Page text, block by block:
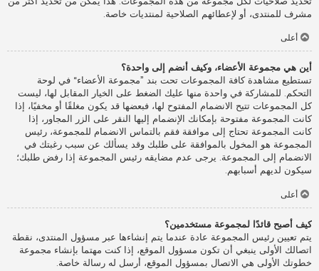
مشرف للمنتدى، أو لإعطائهم الصلاحية لمنتديات خاصة.
أعلى
أين هي مجموعة الأعضاء، وكيف أنضم إلى واحدة؟
تستطيع مشاهدة كافة المجموعات تحت بند ”مجموعة الأعضاء“ في لوحة
التحكم. للمشاركة في واحدة منها عليك الضغط على الخيار المقابل لها، ليست
كل المجموعات تتيح الانضمام المفتوح لها، فبعضها قد يكون مغلقًا أو مخفيًا، إذا
كانت المجموعة مفتوحة بإمكانك الإنضمام إليها النقر على الزر المجاور، إذا
كانت المجموعة تحتاج إلى موافقة فقم بالتماس الانضمام للمجموعة، رئيس
المجموعة هو المخول بالموافقة على طلبك وقد يسألك عن سبب رغبتك في
الانضمام إلى المجموعة. يرجى عدم مضايقه رئيس المجموعة إذا رفض طلبك؛
سيكون لديهم أسبابهم.
أعلى
كيف أصبح قائدًا لمجموعة مستخدمين؟
يتم تعيين رئيس المجموعة عادة عندما يتم إنشاءها عبر مسؤول المنتدى، نقطة
اتصالك الأولى ينبغي أن تكون مسؤول الموقع، إذا كنت مهتما بإنشاء مجموعة
خطوتك الأولى هي الاتصال بمسؤول الموقع، أرسل له رسالة خاصة.